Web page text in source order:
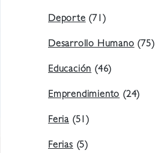
Deporte(71)
Desarrollo Humano(75)
Educación(46)
Emprendimiento(24)
Feria (51)
Ferias(5)